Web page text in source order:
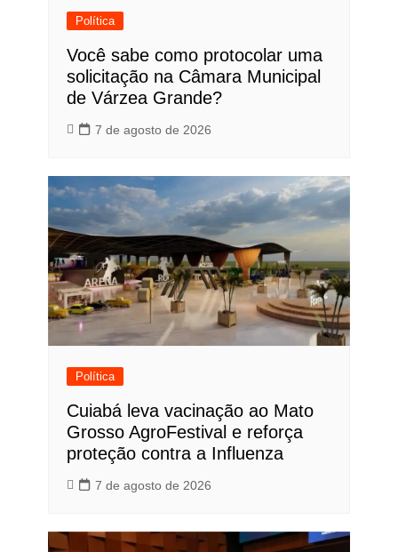
Política
Você sabe como protocolar uma
solicitação na Câmara Municipal
de Várzea Grande?
7 de agosto de 2026
Política
Cuiabá leva vacinação ao Mato
Grosso AgroFestival e reforça
proteção contra a Influenza
7 de agosto de 2026